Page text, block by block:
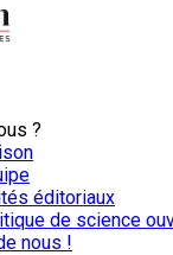
?
éditoriaux
de science
nous !